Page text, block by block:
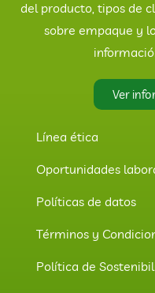
del producto, tipos de
sobre empaque y
Ver
Línea ética
Oportunidades
Políticas de datos
Términos y
Política de